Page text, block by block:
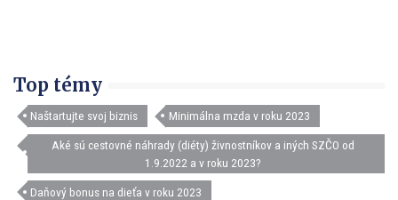
Top témy
Naštartujte svoj biznis Minimálna mzda v roku 2023
Aké sú cestovné náhrady (diéty) živnostníkov a iných SZČO od
1.9.2022 a v roku 2023?
Daňový bonus na dieťa v roku 2023